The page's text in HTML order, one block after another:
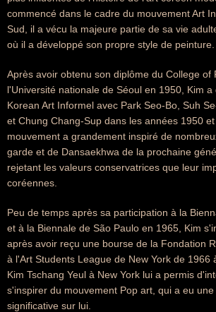
commencé dans le cadre du mouvement Art
Sud, il a vécu la majeure partie de sa vie
où il a développé son propre style de peinture.
Après avoir obtenu son diplôme du College of
l'Université nationale de Séoul en 1950, Kim
Korean Art Informel avec Park Seo-Bo, Suh
et Chung Chang-Sup dans les années 1950
mouvement a grandement inspiré de
garde et de Dansaekhwa de la prochaine
rejetant les valeurs conservatrices que leur
coréennes.
Peu de temps après sa participation à la
et à la Biennale de São Paulo en 1965, Kim
après avoir reçu une bourse de la Fondation
à l'Art Students League de New York de 1966
Kim Tschang Yeul à New York lui a permis
s'inspirer du mouvement Pop art, qui a eu
significative sur lui.